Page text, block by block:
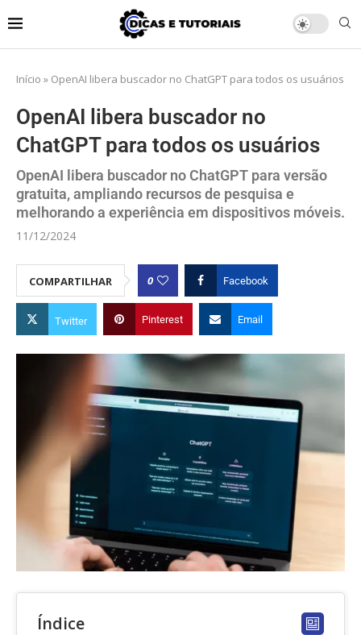
Início » OpenAI libera buscador no ChatGPT para todos os usuários
OpenAI libera buscador no
ChatGPT para todos os usuários
OpenAI libera buscador no ChatGPT para versão
gratuita, ampliando recursos de pesquisa e
melhorando a experiência em dispositivos móveis.
11/12/2024
COMPARTILHAR 0 Facebook
Twitter Pinterest Email
Índice